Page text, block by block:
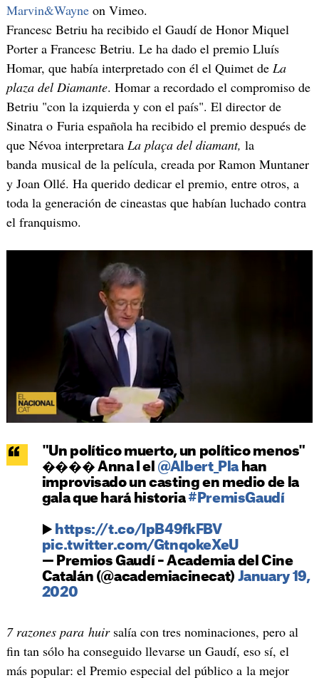
Marvin&Wayneon Vimeo.
Francesc Betriu ha recibido el Gaudí de Honor Miquel
Porter a Francesc Betriu. Le ha dado el premio Lluís
Homar, que había interpretado con él el Quimet de La
plaza del Diamante. Homar a recordado el compromiso de
Betriu "con la izquierda y con el país". El director de
Sinatra o Furia española ha recibido el premio después de
que Névoa interpretara La plaça del diamant, la
banda musical de la película, creada por Ramon Muntaner
y Joan Ollé. Ha querido dedicar el premio, entre otros, a
toda la generación de cineastas que habían luchado contra
el franquismo.
"Un político muerto, un político menos"
���� Anna I el @Albert_Pla han
improvisado un casting en medio de la
gala que hará historia #PremisGaudí
▶️ https://t.co/lpB49fkFBV
pic.twitter.com/GtnqokeXeU
— Premios Gaudí – Academia del Cine
Catalán (@academiacinecat) January 19,
2020
7 razones para huirsalía con tres nominaciones, pero al
fin tan sólo ha conseguido llevarse un Gaudí, eso sí, el
más popular: el Premio especial del público a la mejor